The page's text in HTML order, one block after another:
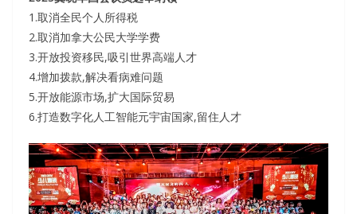
1.取消全民个人所得税
2.取消加拿大公民大学学费
3.开放投资移民,吸引世界高端人才
4.增加拨款,解决看病难问题
5.开放能源市场,扩大国际贸易
6.打造数字化人工智能元宇宙国家,留住人才